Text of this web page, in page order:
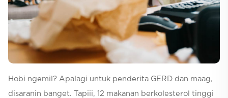
Selfcare
Hobi ngemil? Apalagi untuk penderita GERD dan maag,
disaranin banget. Tapiii, 12 makanan berkolesterol tinggi